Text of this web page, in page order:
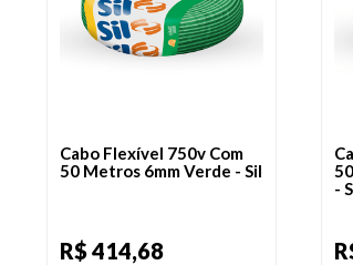
Cabo Flexível 750v Com
50 Metros 6mm Verde - Sil
R$ 414,68
-